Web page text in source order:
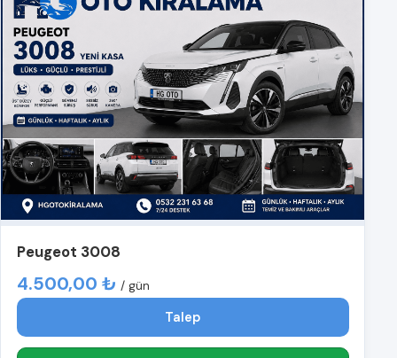
Peugeot 3008
4.500,00 ₺ / gün
Talep